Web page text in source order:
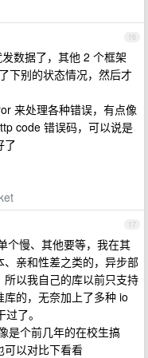
16
数据了，其他 2 个框架
下别的状态情况，然后才
来处理各种错误，有点像
code 错误码，可以说是
了
17
个慢、其他要等，我在其
亲和性差之类的，异步部
以我自己的库以前只支持
的，无奈加上了多种 io
了。
是个前几年的在校生搞
可以对比下看看